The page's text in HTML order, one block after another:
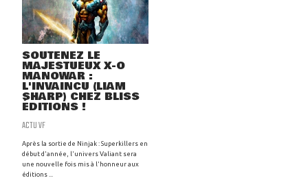
SOUTENEZ LE
MAJESTUEUX X-O
MANOWAR :
L'INVAINCU (LIAM
SHARP) CHEZ BLISS
ÉDITIONS !
ACTU VF
Après la sortie de Ninjak : Superkillers en
début d'année, l'univers Valiant sera
une nouvelle fois mis à l'honneur aux
éditions ...